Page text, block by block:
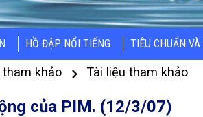
HỒ ĐẬP NỔI TIẾNG TIÊU CHUẨN
khảo Tài liệu tham khảo
của PIM. (12/3/07)